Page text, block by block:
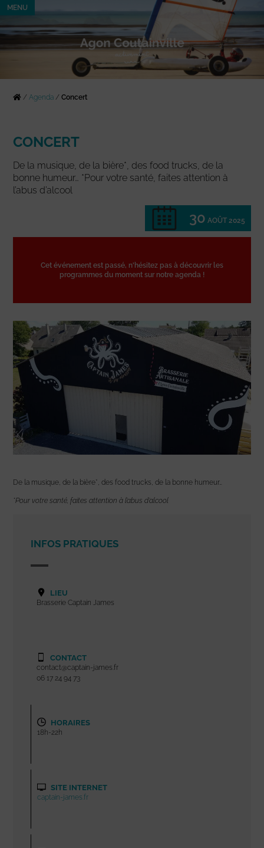
MENU
/Agenda /Concert
CONCERT
De la musique, de la bière*, des food trucks, de la
bonne humeur… *Pour votre santé, faites attention à
l’abus d’alcool
30 AOÛT 2025
Cet événement est passé, n'hésitez pas à découvrir les
programmes du moment sur notre agenda !
De la musique, de la bière*, des food trucks, de la bonne humeur…
*Pour votre santé, faites attention à l’abus d’alcool
INFOS PRATIQUES
LIEU
Brasserie Captain James
CONTACT
contact@captain-james.fr
06 17 24 94 73
HORAIRES
18h-22h
SITE INTERNET
captain-james.fr